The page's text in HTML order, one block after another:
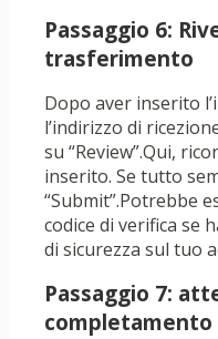
Passaggio 6:
trasferimento
Dopo aver inserito
l’indirizzo di
su “Review”.Qui,
inserito. Se tutto
“Submit”.Potrebbe
codice di verifica se
di sicurezza sul tuo
Passaggio 7: